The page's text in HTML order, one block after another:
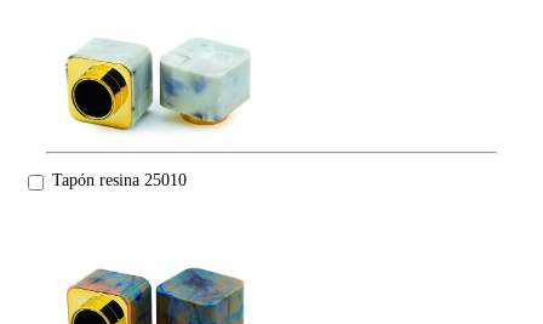
Tapón resina 25010